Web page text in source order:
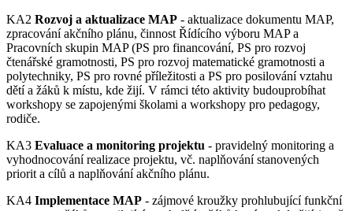
KA2 Rozvoj a aktualizace MAP - aktualizace dokumentu MAP,
zpracování akčního plánu, činnost Řídícího výboru MAP a
Pracovních skupin MAP (PS pro financování, PS pro rozvoj
čtenářské gramotnosti, PS pro rozvoj matematické gramotnosti a
polytechniky, PS pro rovné příležitosti a PS pro posilování vztahu
dětí a žáků k místu, kde žijí. V rámci této aktivity budouprobíhat
workshopy se zapojenými školami a workshopy pro pedagogy,
rodiče.
KA3 Evaluace a monitoring projektu - pravidelný monitoring a
vyhodnocování realizace projektu, vč. naplňování stanovených
priorit a cílů a naplňování akčního plánu.
KA4 Implementace MAP - zájmové kroužky prohlubující funkční